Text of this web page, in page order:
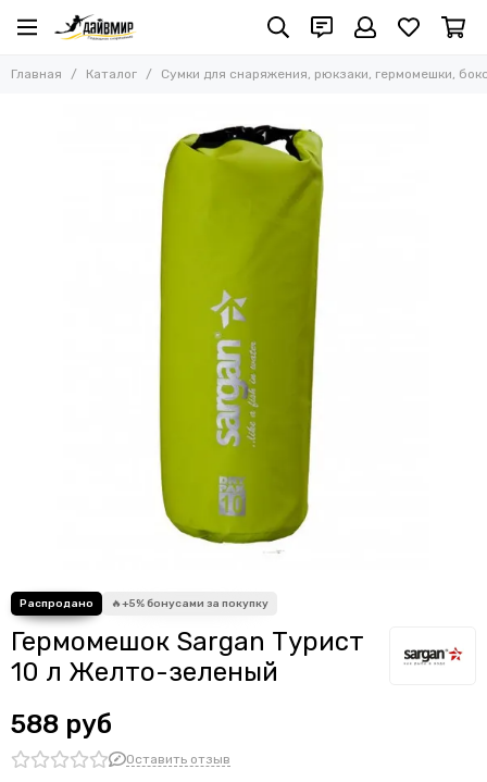
Сумки для снаряжения, рюкзаки, гермомешки,
боксы, питомзы
Чехлы, сумки и боксы для ружей
Сумки ласт и масок
Рюкзаки и поясные сумки
Боксы водонепроницаемые (аквабоксы)
Чехлы водонепроницаемые для гаджетов
Питомзы и сетчатые мешки
Главная Каталог Сумки для снаряжения, рюкзаки, гермомешки,
Гермомешок Sargan Турист
10 л Желто-зеленый
588 руб
Оставить отзыв